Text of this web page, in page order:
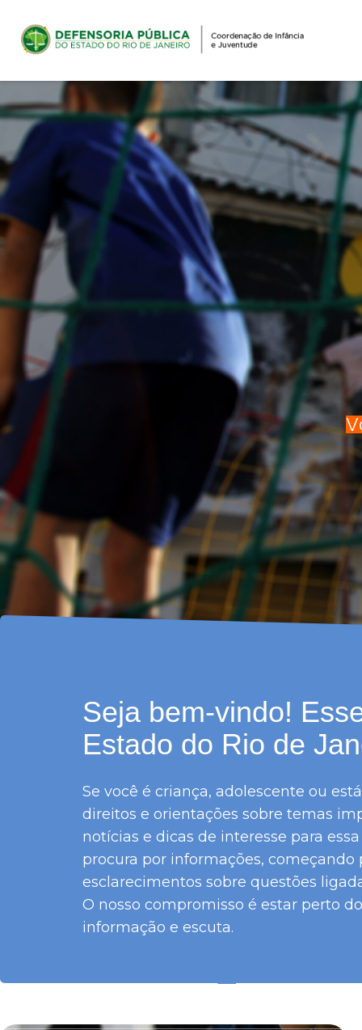
Seja bem-vindo!
Estado do Rio de
Se você é criança, adolescente ou
direitos e orientações sobre temas
notícias e dicas de interesse para
procura por informações, começando
esclarecimentos sobre questões
O nosso compromisso é estar perto
informação e escuta.